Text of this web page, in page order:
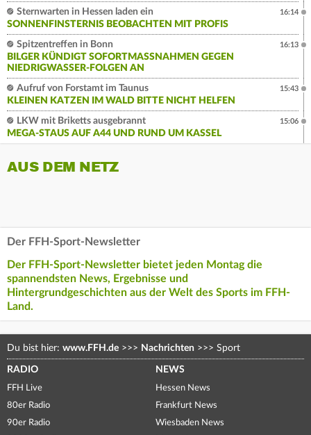
Sternwarten in Hessen laden ein
SONNENFINSTERNIS BEOBACHTEN MIT PROFIS
16:14
Spitzentreffen in Bonn
BILGER KÜNDIGT SOFORTMASSNAHMEN GEGEN N
IEDRIGWASSER-FOLGEN AN
16:13
Aufruf von Forstamt im Taunus
KLEINEN KATZEN IM WALD BITTE NICHT HELFEN
15:43
LKW mit Briketts ausgebrannt
MEGA-STAUS AUF A44 UND RUND UM KASSEL
15:06
AUS DEM NETZ
Der FFH-Sport-Newsletter
Der FFH-Sport-Newsletter bietet jeden Montag die
spannendsten News, Ergebnisse und
Hintergrundgeschichten aus der Welt des Sports im FFH-
Land.
Du bist hier: www.FFH.de >>> Nachrichten >>> Sport
RADIO
FFH Live
80er Radio
90er Radio
NEWS
Hessen News
Frankfurt News
Wiesbaden News